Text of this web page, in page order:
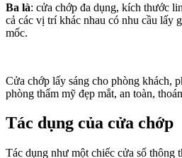
Ba là: cửa chớp đa dụng, kích thước
cả các vị trí khác nhau có nhu cầu lấy
mốc.
Cửa chớp lấy sáng cho phòng khách,
phòng thẩm mỹ đẹp mắt, an toàn,
Tác dụng của cửa chớp
Tác dụng như một chiếc cửa sổ thông